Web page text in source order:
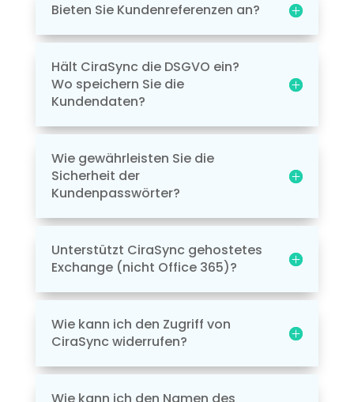
Bieten Sie Kundenreferenzen an?
Hält CiraSync die DSGVO ein?
Wo speichern Sie die
Kundendaten?
Wie gewährleisten Sie die
Sicherheit der
Kundenpasswörter?
Unterstützt CiraSync gehostetes
Exchange (nicht Office 365)?
Wie kann ich den Zugriff von
CiraSync widerrufen?